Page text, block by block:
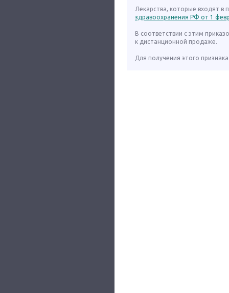
Лекарства, которые входят в
здравоохранения РФ от 1
В соответствии с этим
к дистанционной продаже.
Для получения этого признака